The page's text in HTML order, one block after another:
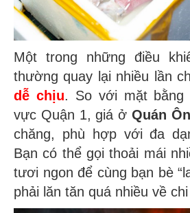
Một trong những điều
thường quay lại nhiều lần
dễ chịu. So với mặt bằng
vực Quận 1, giá ở Quán
chăng, phù hợp với đa
Bạn có thể gọi thoải mái
tươi ngon để cùng bạn bè
phải lăn tăn quá nhiều về